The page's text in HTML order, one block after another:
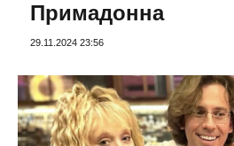
Примадонна
29.11.2024 23:56